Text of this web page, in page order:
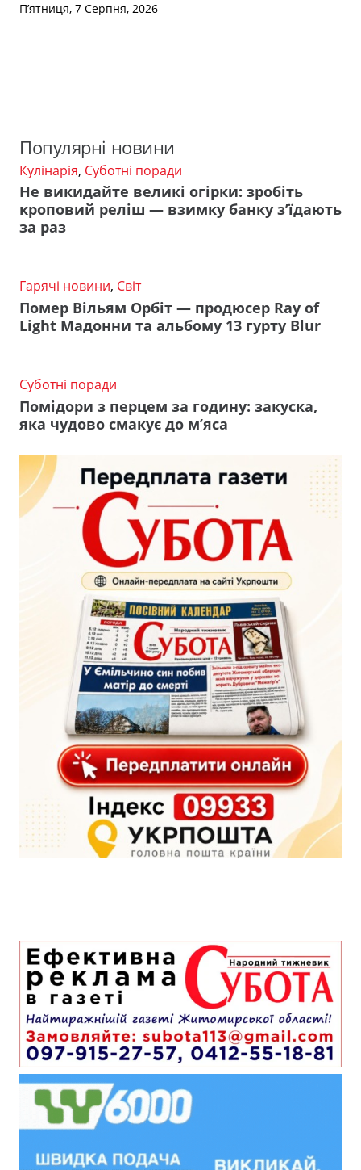
П’ятниця, 7 Серпня, 2026
Популярні новини
Кулінарія, Суботні поради
Не викидайте великі огірки: зробіть
кроповий реліш — взимку банку з’їдають
за раз
Гарячі новини, Світ
Помер Вільям Орбіт — продюсер Ray of
Light Мадонни та альбому 13 гурту Blur
Суботні поради
Помідори з перцем за годину: закуска,
яка чудово смакує до м’яса